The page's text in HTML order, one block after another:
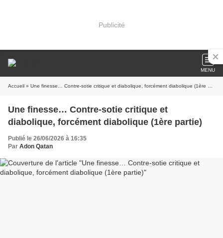
Publicité
MENU
Accueil » Une finesse… Contre-sotie critique et diabolique, forcément diabolique (1ère partie)
Une finesse… Contre-sotie critique et
diabolique, forcément diabolique (1ère partie)
Publié le 26/06/2026 à 16:35
Par Adon Qatan